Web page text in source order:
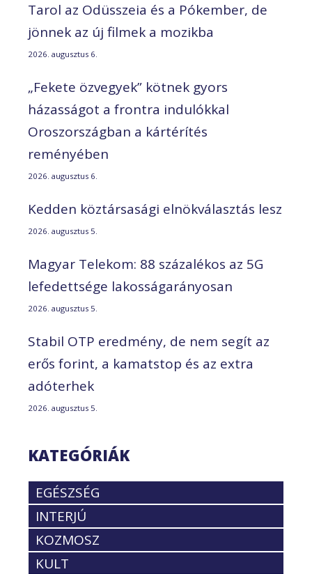
Tarol az Odüsszeia és a Pókember, de
jönnek az új filmek a mozikba
2026. augusztus 6.
„Fekete özvegyek” kötnek gyors
házasságot a frontra indulókkal
Oroszországban a kártérítés
reményében
2026. augusztus 6.
Kedden köztársasági elnökválasztás lesz
2026. augusztus 5.
Magyar Telekom: 88 százalékos az 5G
lefedettsége lakosságarányosan
2026. augusztus 5.
Stabil OTP eredmény, de nem segít az
erős forint, a kamatstop és az extra
adóterhek
2026. augusztus 5.
KATEGÓRIÁK
EGÉSZSÉG
INTERJÚ
KOZMOSZ
KULT